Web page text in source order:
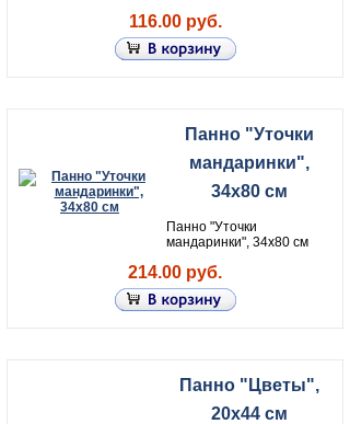
116.00 руб.
Панно "Уточки
мандаринки",
34х80 см
Панно "Уточки
мандаринки", 34х80 см
214.00 руб.
Панно "Цветы",
20х44 см